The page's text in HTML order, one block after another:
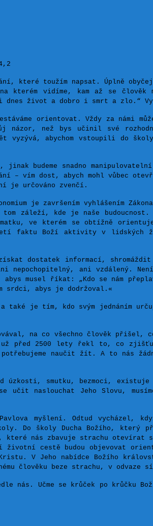
které toužím napsat. Úplně
vidíme, kam až se člověk
dnes život a dobro i smrt a zlo.“
orientovat. Vždy za námi
názor, než bys učinil své
vyzývá, abychom vstoupili do
budeme snadno manipulovatelní.
– vím dost, abych mohl vůbec
je určováno zvenčí.
je završením vyhlášením
záleží, kde je naše
ve kterém se obtížně
faktu Boží aktivity v lidských
dostatek informací, shromáždit
nepochopitelný, ani vzdálený.
musel říkat: „Kdo se nám
srdci, abys je dodržoval.«
také je tím, kdo svým jednáním
na co všechno člověk
už před 2500 lety řekl to, co
naučit žít. A to nás
smutku, bezmoci, existuje
naslouchat Jeho Slovu,
myšlení. Odtud vycházel,
Do školy Ducha Božího, který
nás zbavuje strachu otevírat se
cestě budou objevovat
V Jeho nabídce Božího
člověku beze strachu, v
nás. Učme se krůček po krůčku